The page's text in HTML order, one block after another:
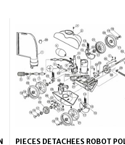
PIECES DETACHEES ROBOT